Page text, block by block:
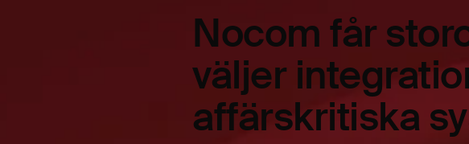
Nocom får
väljer
affärskritiska